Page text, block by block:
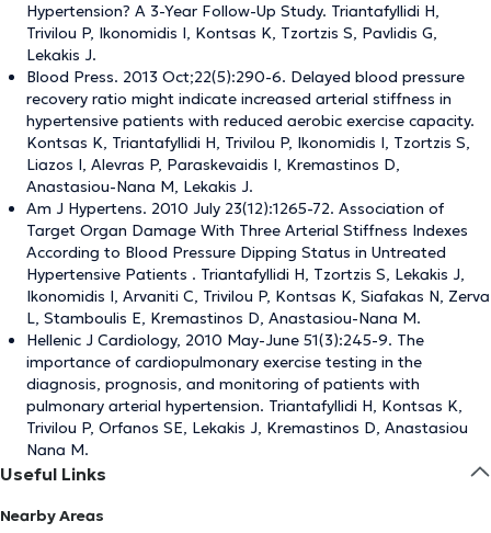
Hypertension? A 3-Year Follow-Up Study. Triantafyllidi H,
Trivilou P, Ikonomidis I, Kontsas K, Tzortzis S, Pavlidis G,
Lekakis J.
Blood Press. 2013 Oct;22(5):290-6. Delayed blood pressure
recovery ratio might indicate increased arterial stiffness in
hypertensive patients with reduced aerobic exercise capacity.
Kontsas K, Triantafyllidi H, Trivilou P, Ikonomidis I, Tzortzis S,
Liazos I, Alevras P, Paraskevaidis I, Kremastinos D,
Anastasiou-Nana M, Lekakis J.
Am J Hypertens. 2010 July 23(12):1265-72. Association of
Target Organ Damage With Three Arterial Stiffness Indexes
According to Blood Pressure Dipping Status in Untreated
Hypertensive Patients . Triantafyllidi H, Tzortzis S, Lekakis J,
Ikonomidis I, Arvaniti C, Trivilou P, Kontsas K, Siafakas N, Zerva
L, Stamboulis E, Kremastinos D, Anastasiou-Nana M.
Hellenic J Cardiology, 2010 May-June 51(3):245-9. The
importance of cardiopulmonary exercise testing in the
diagnosis, prognosis, and monitoring of patients with
pulmonary arterial hypertension. Triantafyllidi H, Kontsas K,
Trivilou P, Orfanos SE, Lekakis J, Kremastinos D, Anastasiou
Nana M.
Useful Links
Nearby Areas